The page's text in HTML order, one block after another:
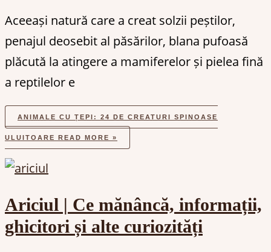
Aceeași natură care a creat solzii peștilor,
penajul deosebit al păsărilor, blana pufoasă
plăcută la atingere a mamiferelor și pielea fină
a reptilelor e
ANIMALE CU ȚEPI: 24 DE CREATURI SPINOASE
ULUITOARE READ MORE »
Ariciul | Ce mănâncă, informații,
ghicitori și alte curiozități